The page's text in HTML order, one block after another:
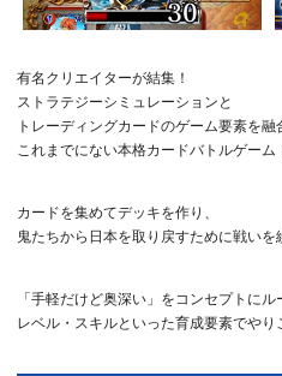
有名クリエイターが結集！
ストラテジーシミュレーションと
トレーディングカードのゲーム要素を融
これまでにない本格カードバトルゲーム
カードを集めてデッキを作り、
鬼たちから日本を取り戻すために戦いを
「手軽だけど奥深い」をコンセプトにル
レベル・スキルといった育成要素でやり